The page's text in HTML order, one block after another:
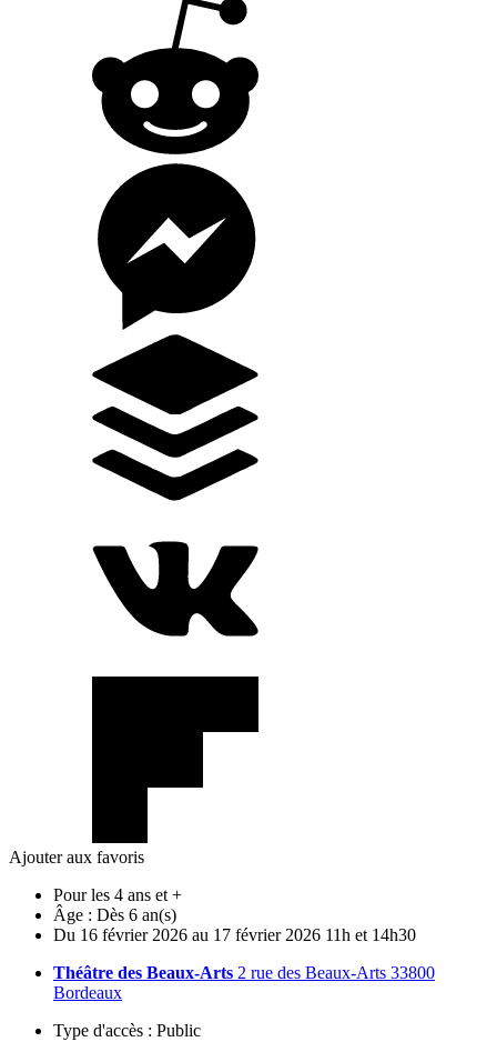
Ajouter aux favoris
Pour les 4 ans et +
Âge : Dès 6 an(s)
Du 16 février 2026 au 17 février 2026 11h et 14h30
Théâtre des Beaux-Arts 2 rue des Beaux-Arts 33800
Bordeaux
Type d'accès : Public